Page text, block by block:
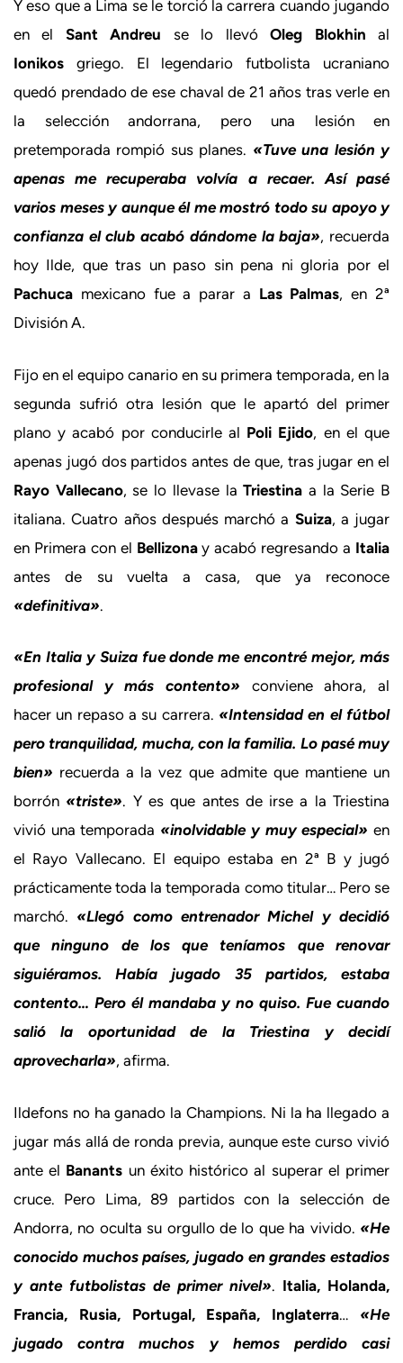
Y eso que a Lima se le torció la carrera cuando jugando
en el Sant Andreu se lo llevóOleg Blokhin al
Ionikos griego. El legendario futbolista ucraniano
quedó prendado de ese chaval de 21 años tras verle en
la selección andorrana, pero una lesión en
pretemporada rompió sus planes. «Tuve una lesión y
apenas me recuperaba volvía a recaer. Así pasé
varios meses y aunque él me mostró todo su apoyo y
confianza el club acabó dándome la baja», recuerda
hoy Ilde, que tras un paso sin pena ni gloria por el
Pachuca mexicano fue a parar a Las Palmas, en 2ª
División A.
Fijo en el equipo canario en su primera temporada, en la
segunda sufrió otra lesión que le apartó del primer
plano y acabó por conducirle al Poli Ejido, en el que
apenas jugó dos partidos antes de que, tras jugar en el
Rayo Vallecano, se lo llevase laTriestina a la Serie B
italiana. Cuatro años después marchó a Suiza, a jugar
en Primera con el Bellizonay acabó regresando a Italia
antes de su vuelta a casa, que ya reconoce
«definitiva».
«En Italia y Suiza fue donde me encontré mejor, más
profesional y más contento» conviene ahora, al
hacer un repaso a su carrera. «Intensidad en el fútbol
pero tranquilidad, mucha, con la familia. Lo pasé muy
bien» recuerda a la vez que admite que mantiene un
borrón «triste». Y es que antes de irse a la Triestina
vivió una temporada «inolvidable y muy especial» en
el Rayo Vallecano. El equipo estaba en 2ª B y jugó
prácticamente toda la temporada como titular… Pero se
marchó. «Llegó como entrenador Michel y decidió
que ninguno de los que teníamos que renovar
siguiéramos. Había jugado 35 partidos, estaba
contento… Pero él mandaba y no quiso. Fue cuando
salió la oportunidad de la Triestina y decidí
aprovecharla», afirma.
Ildefons no ha ganado la Champions. Ni la ha llegado a
jugar más allá de ronda previa, aunque este curso vivió
ante el Banants un éxito histórico al superar el primer
cruce. Pero Lima, 89 partidos con la selección de
Andorra, no oculta su orgullo de lo que ha vivido. «He
conocido muchos países, jugado en grandes estadios
y ante futbolistas de primer nivel». Italia, Holanda,
Francia, Rusia, Portugal, España, Inglaterra… «He
jugado contra muchos y hemos perdido casi